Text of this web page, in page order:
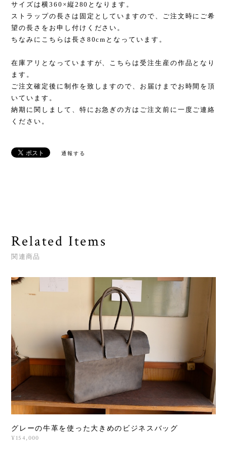
サイズは横360×縦280となります。
ストラップの長さは固定としていますので、ご注文時にご希
望の長さをお申し付けください。
ちなみにこちらは長さ80cmとなっています。
在庫アリとなっていますが、こちらは受注生産の作品となり
ます。
ご注文確定後に制作を致しますので、お届けまでお時間を頂
いています。
納期に関しまして、特にお急ぎの方はご注文前に一度ご連絡
ください。
通報する
Related Items
関連商品
グレーの牛革を使った大きめのビジネスバッグ
¥154,000